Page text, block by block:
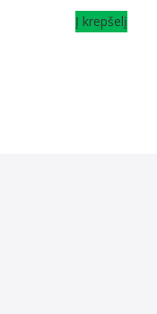
Į krepšelį